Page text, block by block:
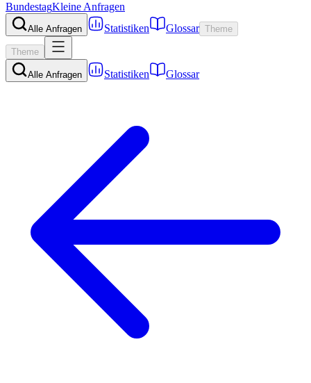
BundestagKleine Anfragen
Alle Anfragen Statistiken Glossar Theme
Theme
Alle Anfragen Statistiken Glossar